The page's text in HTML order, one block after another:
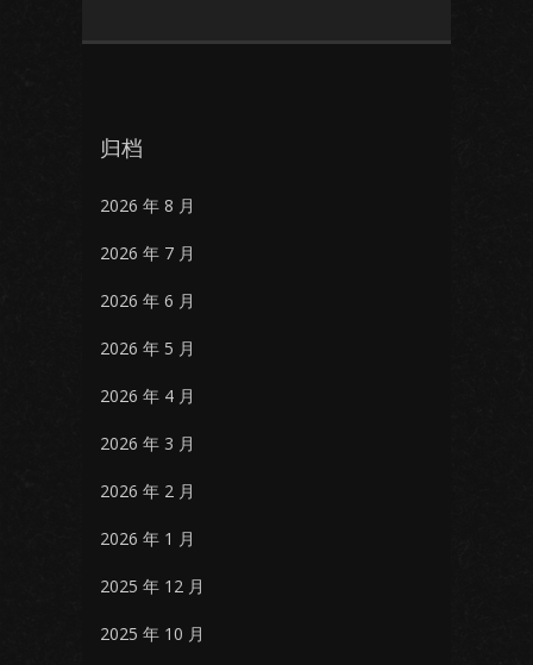
归档
2026 年 8 月
2026 年 7 月
2026 年 6 月
2026 年 5 月
2026 年 4 月
2026 年 3 月
2026 年 2 月
2026 年 1 月
2025 年 12 月
2025 年 10 月